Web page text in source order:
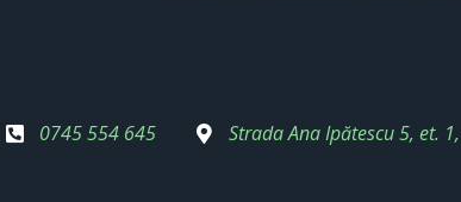
0745 554 645 Strada Ana Ipătescu 5, et.